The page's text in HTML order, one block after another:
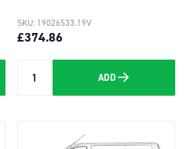
£374.86
SKU: 19026533.19V
Quantity ADD